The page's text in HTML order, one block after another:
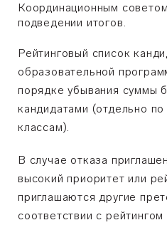
Координационным
подведении итогов.
Рейтинговый список
образовательной
порядке убывания суммы
кандидатами (отдельно
классам).
В случае отказа
высокий приоритет или
приглашаются другие
соответствии с